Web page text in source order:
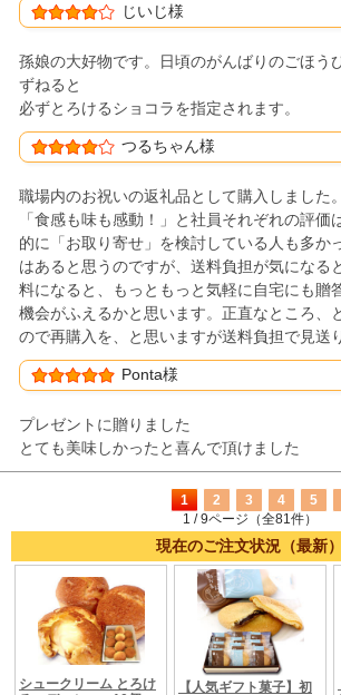
じいじ様
孫娘の大好物です。日頃のがんばりのごほう
ずねると
必ずとろけるショコラを指定されます。
つるちゃん様
職場内のお祝いの返礼品として購入しました
「食感も味も感動！」と社員それぞれの評価
的に「お取り寄せ」を検討している人も多か
はあると思うのですが、送料負担が気になる
料になると、もっともっと気軽に自宅にも贈
機会がふえるかと思います。正直なところ、
ので再購入を、と思いますが送料負担で見送
Ponta様
プレゼントに贈りました
とても美味しかったと喜んで頂けました
1 2 3 4 5
1 / 9ページ（全81件）
現在のご注文状況（最新）